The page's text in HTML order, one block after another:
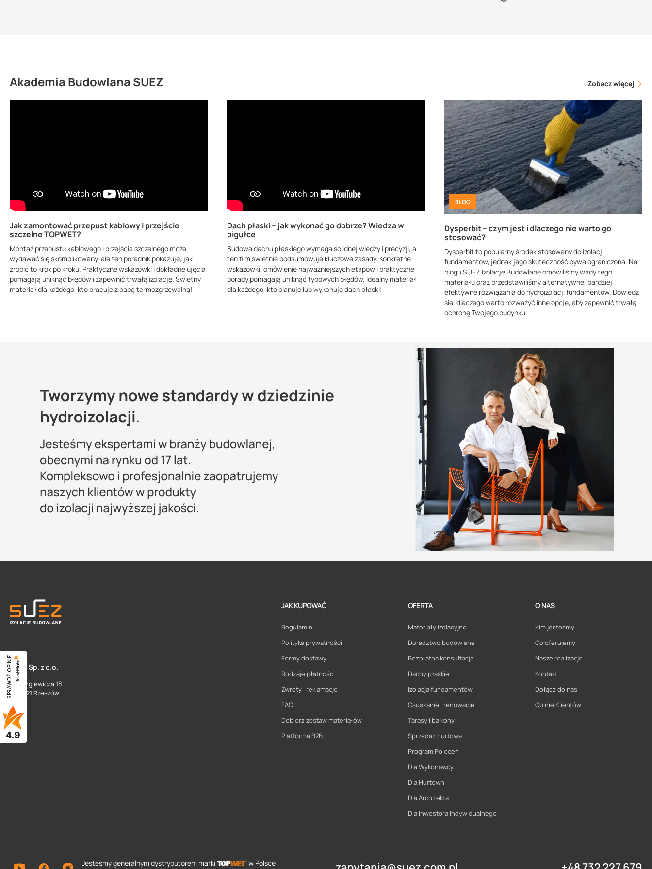
Akademia Budowlana SUEZ Zobacz więcej
Jak zamontować przepust kablowy i przejście
szczelne TOPWET?
Montaż przepustu kablowego i przejścia szczelnego może
wydawać się skomplikowany, ale ten poradnik pokazuje, jak
zrobić to krok po kroku. Praktyczne wskazówki i dokładne ujęcia
pomagają uniknąć błędów i zapewnić trwałą izolację. Świetny
materiał dla każdego, kto pracuje z papą termozgrzewalną!
Dach płaski – jak wykonać go dobrze? Wiedza w
pigułce
Budowa dachu płaskiego wymaga solidnej wiedzy i precyzji, a
ten film świetnie podsumowuje kluczowe zasady. Konkretne
wskazówki, omówienie najważniejszych etapów i praktyczne
porady pomagają uniknąć typowych błędów. Idealny materiał
dla każdego, kto planuje lub wykonuje dach płaski!
BLOG
Dysperbit – czym jest i dlaczego nie warto go
stosować?
Dysperbit to popularny środek stosowany do izolacji
fundamentów, jednak jego skuteczność bywa ograniczona. Na
blogu SUEZ Izolacje Budowlane omówiliśmy wady tego
materiału oraz przedstawiliśmy alternatywne, bardziej
efektywne rozwiązania do hydroizolacji fundamentów. Dowiedz
się, dlaczego warto rozważyć inne opcje, aby zapewnić trwałą
ochronę Twojego budynku
SUEZ Sp. z o.o.
ul. Langiewicza 18
35 - 021 Rzeszów
JAK KUPOWAĆ
Regulamin
Polityka prywatności
Formy dostawy
Rodzaje płatności
Zwroty i reklamacje
FAQ
Dobierz zestaw materiałów
Platforma B2B
OFERTA
Materiały izolacyjne
Doradztwo budowlane
Bezpłatna konsultacja
Dachy płaskie
Izolacja fundamentów
Osuszanie i renowacje
Tarasy i balkony
Sprzedaż hurtowa
Program Poleceń
Dla Wykonawcy
Dla Hurtowni
Dla Architekta
Dla Inwestora Indywidualnego
O NAS
Kim jesteśmy
Co oferujemy
Nasze realizacje
Kontakt
Dołącz do nas
Opinie Klientów
Jesteśmy generalnym dystrybutorem marki w Polsce
SPRAWDŹ OPINIE
4.9